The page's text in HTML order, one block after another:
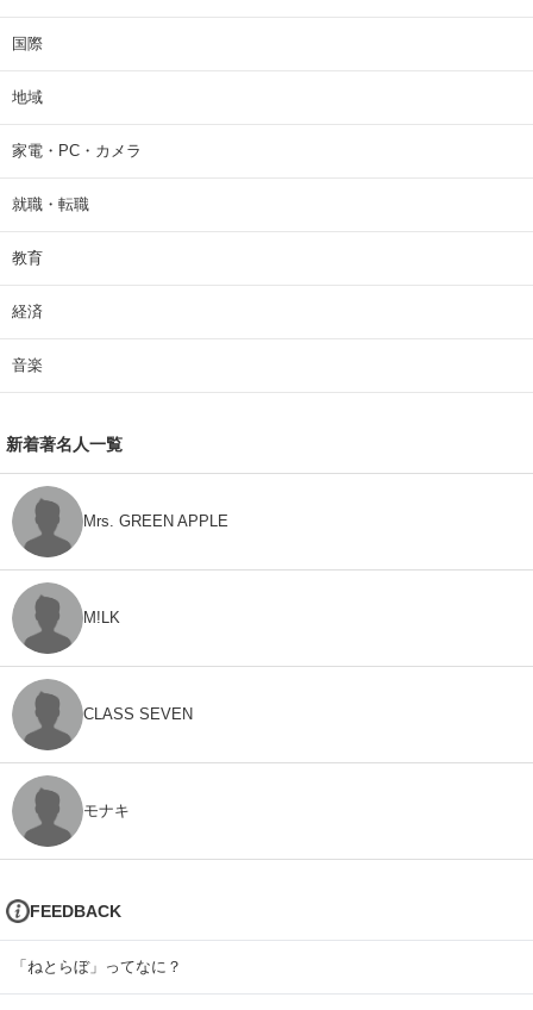
国際
地域
家電・PC・カメラ
就職・転職
教育
経済
音楽
新着著名人一覧
Mrs. GREEN APPLE
M!LK
CLASS SEVEN
モナキ
FEEDBACK
「ねとらぼ」ってなに？